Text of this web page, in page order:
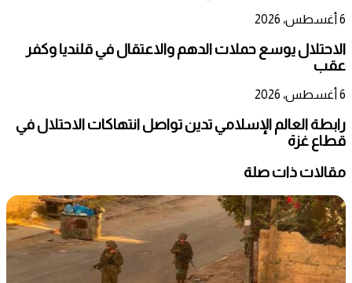
6 أغسطس، 2026
الاحتلال يوسع حملات الدهم والاعتقال في قلنديا وكفر
عقب
6 أغسطس، 2026
رابطة العالم الإسلامي تدين تواصل انتهاكات الاحتلال في
قطاع غزة
مقالات ذات صلة